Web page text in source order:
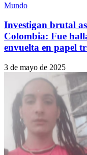
Mundo
Investigan brutal
Colombia: Fue
envuelta en papel
3 de mayo de 2025